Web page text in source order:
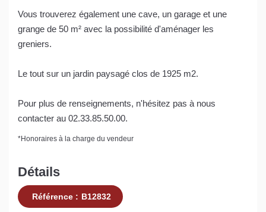
Vous trouverez également une cave, un garage et une
grange de 50 m² avec la possibilité d'aménager les
greniers.
Le tout sur un jardin paysagé clos de 1925 m2.
Pour plus de renseignements, n'hésitez pas à nous
contacter au 02.33.85.50.00.
*Honoraires à la charge du vendeur
Détails
Référence : B12832